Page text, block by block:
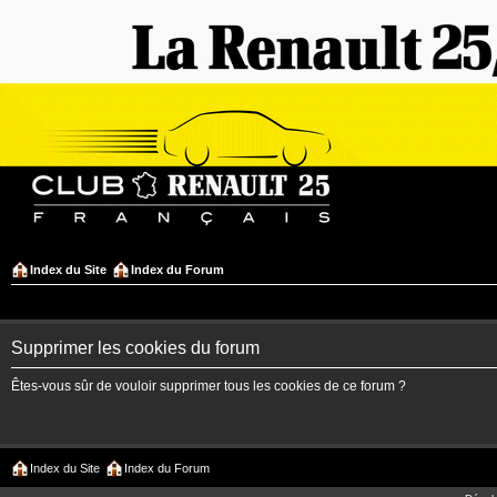
Index du Site Index du Forum
Supprimer les cookies du forum
Êtes-vous sûr de vouloir supprimer tous les cookies de ce forum ?
Index du Site Index du Forum